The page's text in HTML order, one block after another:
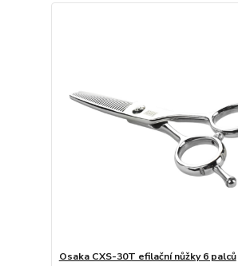
Osaka CXS-30T efilační nůžky 6 palců